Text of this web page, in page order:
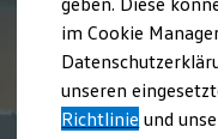
Groß- und
im Cookie
unseren
Richtlinie und